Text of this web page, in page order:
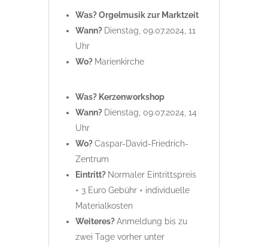
Was? Orgelmusik zur Marktzeit
Wann? Dienstag, 09.07.2024, 11
Uhr
Wo? Marienkirche
Was? Kerzenworkshop
Wann? Dienstag, 09.07.2024, 14
Uhr
Wo?Caspar-David-Friedrich-
Zentrum
Eintritt? Normaler Eintrittspreis
+ 3 Euro Gebühr + individuelle
Materialkosten
Weiteres?Anmeldung bis zu
zwei Tage vorher unter